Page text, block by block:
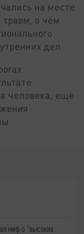
на месте
о чём
дел.
человека, ещё
миф о "высоких